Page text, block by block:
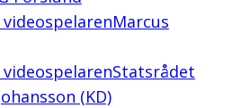
Marcus
Statsrådet
(KD)